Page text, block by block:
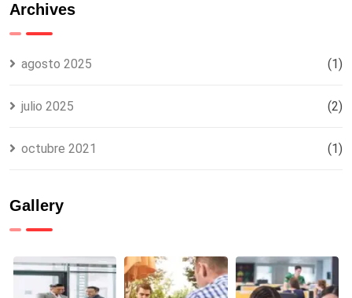
Archives
agosto 2025 (1)
julio 2025 (2)
octubre 2021 (1)
Gallery